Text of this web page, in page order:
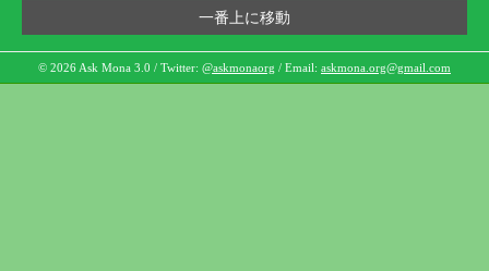
一番上に移動
© 2026 Ask Mona 3.0 / Twitter: @askmonaorg / Email: askmona.org@gmail.com